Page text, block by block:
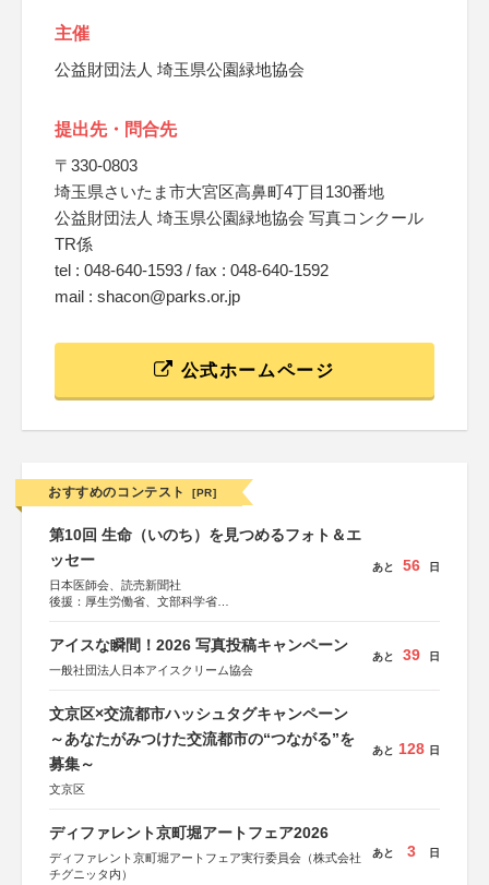
主催
公益財団法人 埼玉県公園緑地協会
提出先・問合先
〒330-0803
埼玉県さいたま市大宮区高鼻町4丁目130番地
公益財団法人 埼玉県公園緑地協会 写真コンクール
TR係
tel : 048-640-1593 / fax : 048-640-1592
mail : shacon@parks.or.jp
公式ホームページ
おすすめのコンテスト [PR]
第10回 生命（いのち）を見つめるフォト＆エ
ッセー
日本医師会、読売新聞社
後援：厚生労働省、文部科学省
あと 56 日
アイスな瞬間！2026 写真投稿キャンペーン
一般社団法人日本アイスクリーム協会
あと 39 日
文京区×交流都市ハッシュタグキャンペーン
～あなたがみつけた交流都市の“つながる”を
募集～
文京区
あと 128 日
ディファレント京町堀アートフェア2026
ディファレント京町堀アートフェア実行委員会（株式会社
チグニッタ内）
あと 3 日